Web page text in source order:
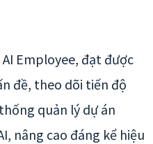
Employee, đạt được
đề, theo dõi tiến độ
quản lý dự án
nâng cao đáng kể hiệu